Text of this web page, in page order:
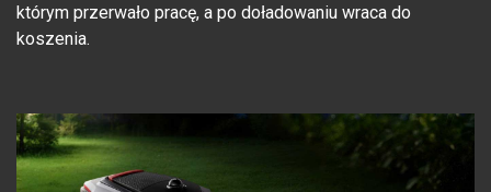
którym przerwało pracę, a po doładowaniu wraca do
koszenia.